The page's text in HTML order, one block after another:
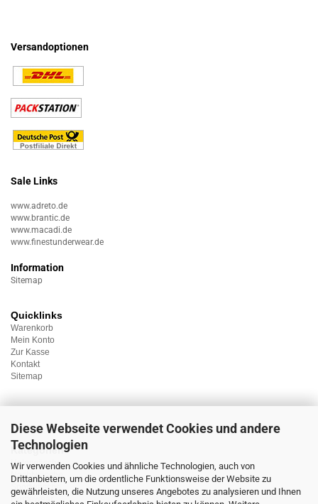
Diese Webseite verwendet Cookies und andere
Technologien
Wir verwenden Cookies und ähnliche Technologien, auch von
Drittanbietern, um die ordentliche Funktionsweise der Website zu
gewährleisten, die Nutzung unseres Angebotes zu analysieren und Ihnen
Versandoptionen
Sale Links
www.adreto.de
www.brantic.de
www.macadi.de
www.finestunderwear.de
Information
Sitemap
Quicklinks
Warenkorb
Mein Konto
Zur Kasse
Kontakt
Sitemap
Kategorien
Unterwäsche
Nachtwäsche
Sportwäsche
Homewear